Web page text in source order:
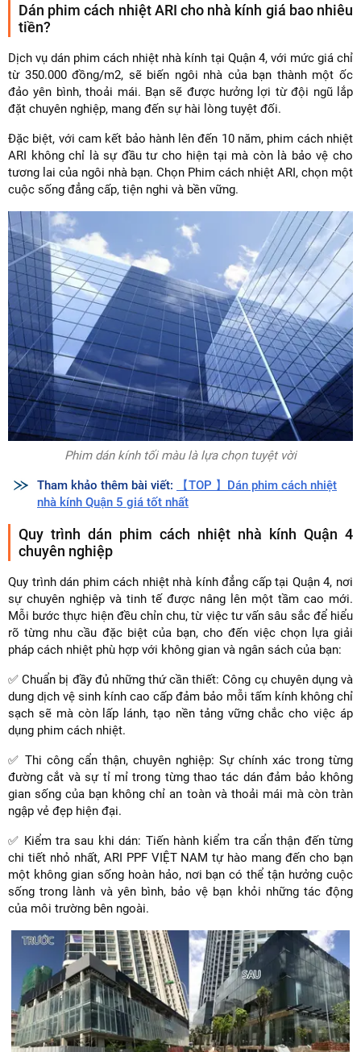
Dán phim cách nhiệt ARI cho nhà kính giá bao nhiêu
tiền?
Dịch vụ dán phim cách nhiệt nhà kính tại Quận 4, với mức giá chỉ
từ 350.000 đồng/m2, sẽ biến ngôi nhà của bạn thành một ốc
đảo yên bình, thoải mái. Bạn sẽ được hưởng lợi từ đội ngũ lắp
đặt chuyên nghiệp, mang đến sự hài lòng tuyệt đối.
Đặc biệt, với cam kết bảo hành lên đến 10 năm, phim cách nhiệt
ARI không chỉ là sự đầu tư cho hiện tại mà còn là bảo vệ cho
tương lai của ngôi nhà bạn. Chọn Phim cách nhiệt ARI, chọn một
cuộc sống đẳng cấp, tiện nghi và bền vững.
Phim dán kính tối màu là lựa chọn tuyệt vời
Tham khảo thêm bài viết:
【TOP 】Dán phim cách nhiệt
nhà kính Quận 5 giá tốt nhất
Quy trình dán phim cách nhiệt nhà kính Quận 4
chuyên nghiệp
Quy trình dán phim cách nhiệt nhà kính đẳng cấp tại Quận 4, nơi
sự chuyên nghiệp và tinh tế được nâng lên một tầm cao mới.
Mỗi bước thực hiện đều chỉn chu, từ việc tư vấn sâu sắc để hiểu
rõ từng nhu cầu đặc biệt của bạn, cho đến việc chọn lựa giải
pháp cách nhiệt phù hợp với không gian và ngân sách của bạn:
✅ Chuẩn bị đầy đủ những thứ cần thiết: Công cụ chuyên dụng và
dung dịch vệ sinh kính cao cấp đảm bảo mỗi tấm kính không chỉ
sạch sẽ mà còn lấp lánh, tạo nền tảng vững chắc cho việc áp
dụng phim cách nhiệt.
✅ Thi công cẩn thận, chuyên nghiệp: Sự chính xác trong từng
đường cắt và sự tỉ mỉ trong từng thao tác dán đảm bảo không
gian sống của bạn không chỉ an toàn và thoải mái mà còn tràn
ngập vẻ đẹp hiện đại.
✅ Kiểm tra sau khi dán: Tiến hành kiểm tra cẩn thận đến từng
chi tiết nhỏ nhất, ARI PPF VIỆT NAM tự hào mang đến cho bạn
một không gian sống hoàn hảo, nơi bạn có thể tận hưởng cuộc
sống trong lành và yên bình, bảo vệ bạn khỏi những tác động
của môi trường bên ngoài.